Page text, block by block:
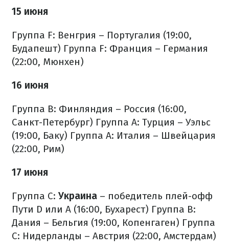
15 июня
Группа F: Венгрия – Португалия (19:00,
Будапешт) Группа F: Франция – Германия
(22:00, Мюнхен)
16 июня
Группа B: Финляндия – Россия (16:00,
Санкт-Петербург) Группа A: Турция – Уэльс
(19:00, Баку) Группа A: Италия – Швейцария
(22:00, Рим)
17 июня
Группа C: Украина – победитель плей-офф
Пути D или A (16:00, Бухарест) Группа B:
Дания – Бельгия (19:00, Копенгаген) Группа
C: Нидерланды – Австрия (22:00, Амстердам)